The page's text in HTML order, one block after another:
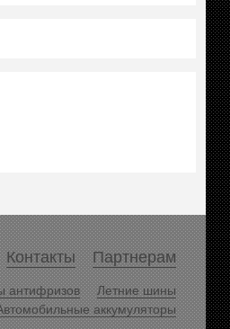
Контакты Партнерам
антифризов
Летние шины
аккумуляторы